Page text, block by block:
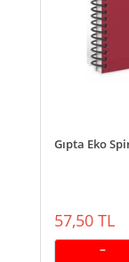
Gıpta Eko
57,50 TL
−